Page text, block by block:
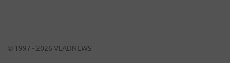
© 1997 - 2026 VLADNEWS